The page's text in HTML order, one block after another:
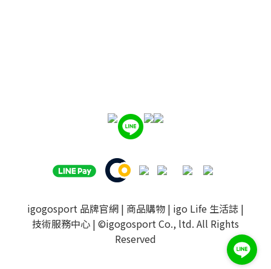
igogosport 品牌官網 | 商品購物 | igo Life 生活誌 |
技術服務中心 | ©igogosport Co., ltd. All Rights
Reserved